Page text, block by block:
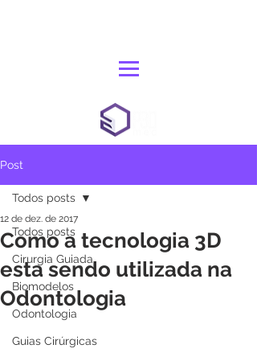
Post
Todos posts
Cirurgia Guiada
Biomodelos
Odontologia
Guias Cirúrgicas
Todos posts
Como a tecnologia 3D
esta sendo utilizada na
Odontologia
12 de dez. de 2017